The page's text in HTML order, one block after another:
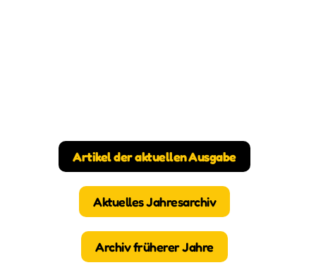
Artikel der aktuellen Ausgabe
Aktuelles Jahresarchiv
Archiv früherer Jahre